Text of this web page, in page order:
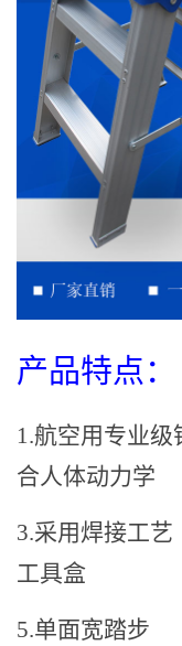
产品特点：
1.航空用
合人体动力学
3.采用焊
工具盒
5.单面